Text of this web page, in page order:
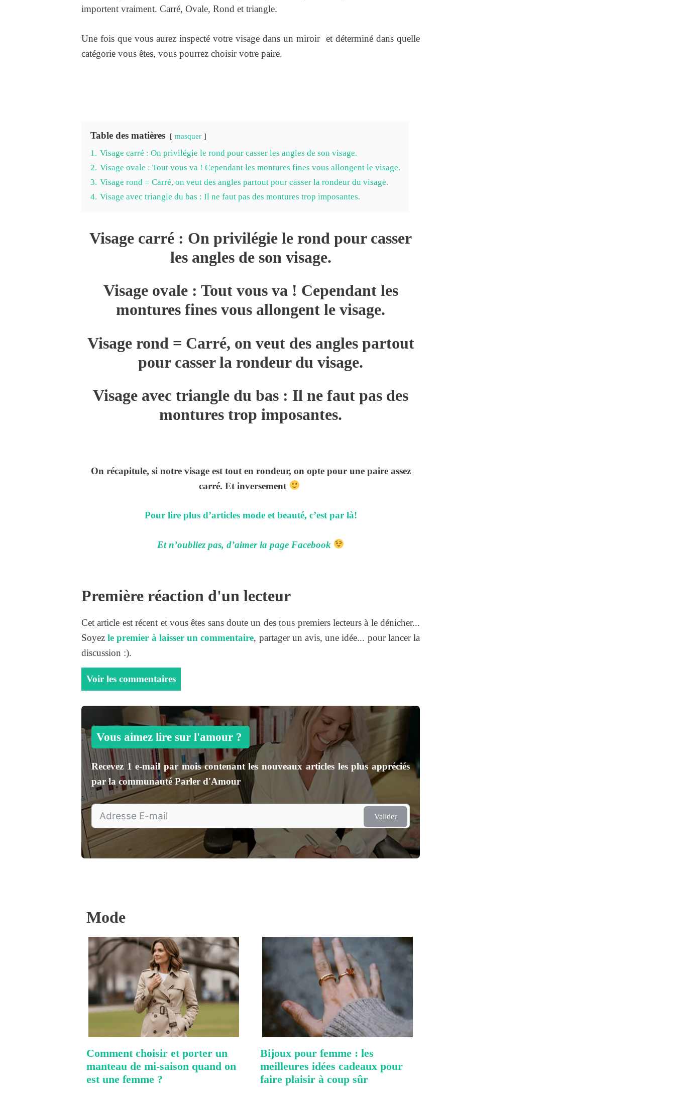
importent vraiment. Carré, Ovale, Rond et triangle.
Une fois que vous aurez inspecté votre visage dans un miroir et déterminé dans quelle
catégorie vous êtes, vous pourrez choisir votre paire.
Table des matières masquer
1. Visage carré : On privilégie le rond pour casser les angles de son visage.
2. Visage ovale : Tout vous va ! Cependant les montures fines vous allongent le visage.
3. Visage rond = Carré, on veut des angles partout pour casser la rondeur du visage.
4. Visage avec triangle du bas : Il ne faut pas des montures trop imposantes.
Visage carré : On privilégie le rond pour casser
les angles de son visage.
Visage ovale : Tout vous va ! Cependant les
montures fines vous allongent le visage.
Visage rond = Carré, on veut des angles partout
pour casser la rondeur du visage.
Visage avec triangle du bas : Il ne faut pas des
montures trop imposantes.
On récapitule, si notre visage est tout en rondeur, on opte pour une paire assez
carré. Et inversement
Pour lire plus d’articles mode et beauté, c’est par là!
Et n’oubliez pas, d’aimer la page Facebook
Première réaction d'un lecteur
Cet article est récent et vous êtes sans doute un des tous premiers lecteurs à le dénicher...
Soyezle premier à laisser un commentaire, partager un avis, une idée... pour lancer la
discussion :).
Voir les commentaires
Vous aimez lire sur l'amour ?
Recevez1 e-mail par moiscontenant les nouveaux articles les plus appréciés
par la communautéParler d'Amour
Valider
Mode
Comment choisir et porter un
manteau de mi-saison quand on
est une femme ?
Bijoux pour femme : les
meilleures idées cadeaux pour
faire plaisir à coup sûr